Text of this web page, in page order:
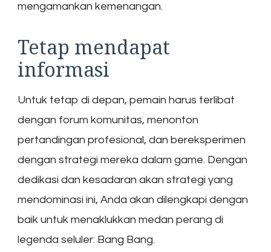
mengamankan kemenangan.
Tetap mendapat
informasi
Untuk tetap di depan, pemain harus terlibat
dengan forum komunitas, menonton
pertandingan profesional, dan bereksperimen
dengan strategi mereka dalam game. Dengan
dedikasi dan kesadaran akan strategi yang
mendominasi ini, Anda akan dilengkapi dengan
baik untuk menaklukkan medan perang di
legenda seluler: Bang Bang.